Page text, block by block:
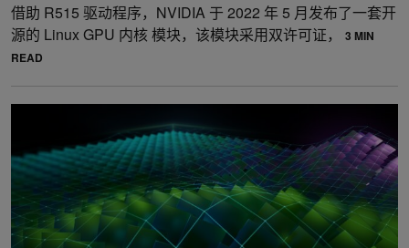
借助 R515 驱动程序，NVIDIA 于 2022 年 5 月发布了一套开
源的 Linux GPU 内核 模块，该模块采用双许可证，
3 MIN
READ